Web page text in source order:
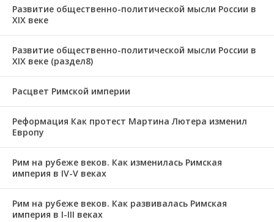
Развитие общественно-политической мысли России в
XIX веке
Развитие общественно-политической мысли России в
XIX веке (раздел8)
Расцвет Римской империи
Реформация Как протест Мартина Лютера изменил
Европу
Рим на рубеже веков. Как изменилась Римская
империя в IV-V веках
Рим на рубеже веков. Как развивалась Римская
империя в І-ІІІ веках